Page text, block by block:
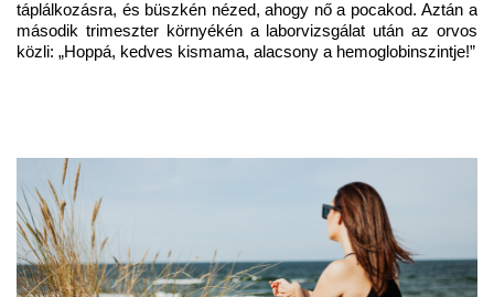
táplálkozásra, és büszkén nézed, ahogy nő a pocakod. Aztán a
második trimeszter környékén a laborvizsgálat után az orvos
közli: „Hoppá, kedves kismama, alacsony a hemoglobinszintje!”